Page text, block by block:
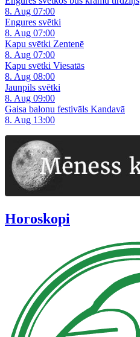
8. Aug 07:00
Engures svētki
8. Aug 07:00
Kapu svētki Zentenē
8. Aug 07:00
Kapu svētki Viesatās
8. Aug 08:00
Jaunpils svētki
8. Aug 09:00
Gaisa balonu festivāls Kandavā
8. Aug 13:00
Horoskopi